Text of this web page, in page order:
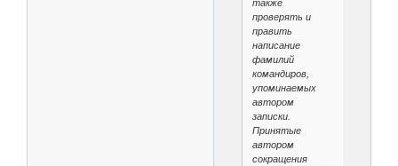
также
проверять и
править
написание
фамилий
командиров,
упоминаемых
автором
записки.
Принятые
автором
сокращения